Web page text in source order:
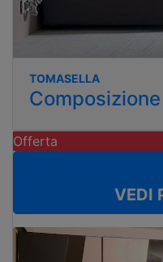
TOMASELLA
Offerta
VEDI